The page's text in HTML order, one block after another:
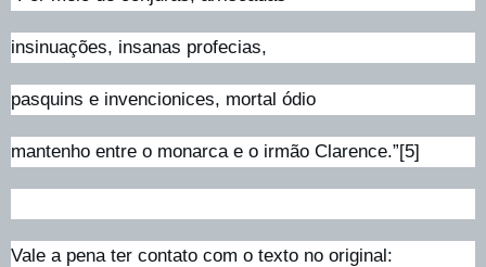
insinuações, insanas profecias,
pasquins e invencionices, mortal ódio
mantenho entre o monarca e o irmão Clarence.”[5]
Vale a pena ter contato com o texto no original: